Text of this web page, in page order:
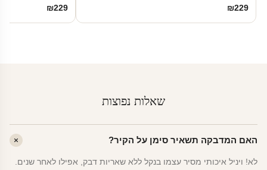
₪229
₪229
שאלות נפוצות
האם המדבקה תשאיר סימן על הקיר?
לא! ויניל איכותי מסיר עצמו בנקל ללא שאריות דבק, אפילו לאחר שנים.